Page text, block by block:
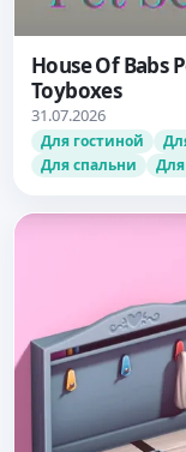
House Of Babs
Toyboxes
31.07.2026
Для гостиной
Для спальни